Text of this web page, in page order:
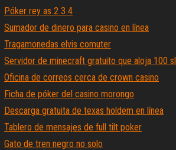
Póker rey as 2 3 4
Sumador de dinero para casino en línea
Tragamonedas elvis comuter
Servidor de minecraft gratuito que aloja 100
Oficina de correos cerca de crown casino
Ficha de póker del casino morongo
Descarga gratuita de texas holdem en línea
Tablero de mensajes de full tilt poker
Gato de tren negro no solo